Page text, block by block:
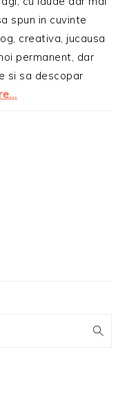
spun in cuvinte
creativa, jucausa
permanent, dar
si sa descopar